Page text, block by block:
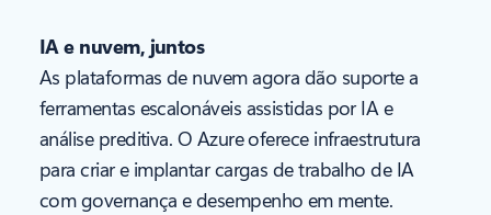
IA e nuvem, juntos
As plataformas de nuvem agora dão suporte a
ferramentas escalonáveis assistidas por IA e
análise preditiva. O Azure oferece infraestrutura
para criar e implantar cargas de trabalho de IA
com governança e desempenho em mente.